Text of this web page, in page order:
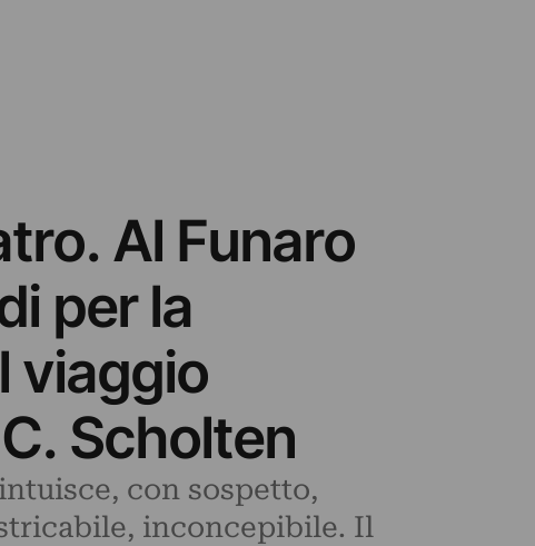
Al Funaro
per la
viaggio
Scholten
con sospetto,
inconcepibile. Il